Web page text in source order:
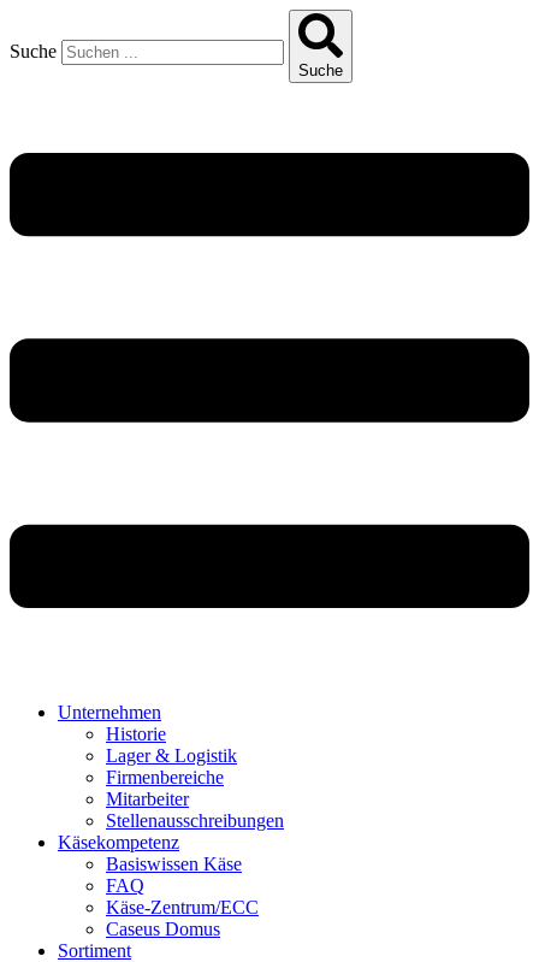
Suche
Suche
Unternehmen
Historie
Lager & Logistik
Firmenbereiche
Mitarbeiter
Stellenausschreibungen
Käsekompetenz
Basiswissen Käse
FAQ
Käse-Zentrum/ECC
Caseus Domus
Sortiment